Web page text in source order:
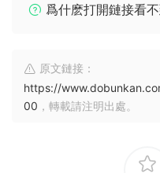
爲什麽打開鏈接看
原文鏈接：
https://
00 ，轉載請注明出處。